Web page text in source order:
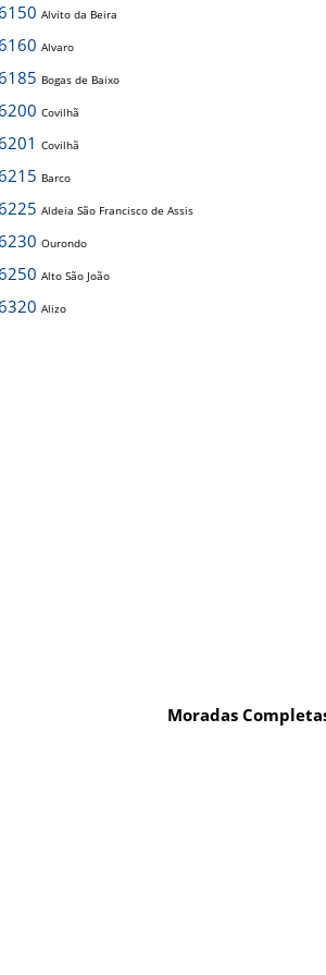
Alvito da Beira
Alvaro
Bogas de Baixo
Covilhã
Covilhã
Barco
Aldeia São Francisco de Assis
Ourondo
Alto São João
Alizo
Moradas